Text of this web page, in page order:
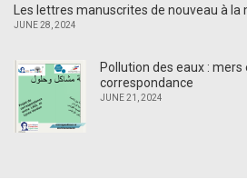
Les lettres manuscrites de nouveau à la
JUNE 28, 2024
Pollution des eaux :
correspondance
JUNE 21, 2024